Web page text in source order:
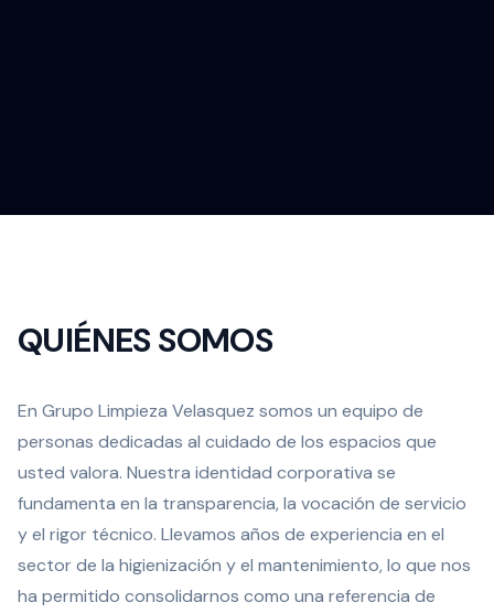
QUIÉNES SOMOS
En Grupo Limpieza Velasquez somos un equipo de
personas dedicadas al cuidado de los espacios que
usted valora. Nuestra identidad corporativa se
fundamenta en la transparencia, la vocación de servicio
y el rigor técnico. Llevamos años de experiencia en el
sector de la higienización y el mantenimiento, lo que nos
ha permitido consolidarnos como una referencia de